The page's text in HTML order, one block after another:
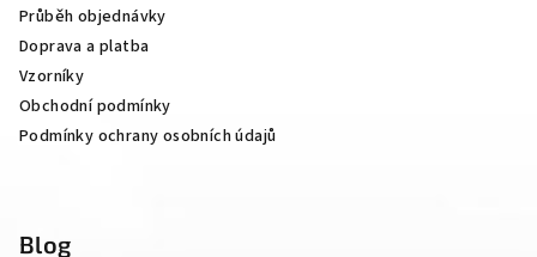
Průběh objednávky
Doprava a platba
Vzorníky
Obchodní podmínky
Podmínky ochrany osobních údajů
Blog